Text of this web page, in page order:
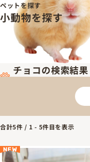
ペットを探す
小動物を探す
チョコの検索結果
合計5件 / 1 - 5件目を表示
NEW